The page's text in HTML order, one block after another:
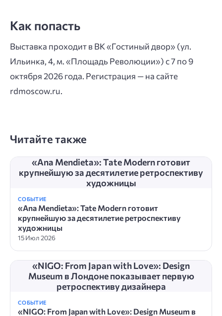
Как попасть
Выставка проходит в ВК «Гостиный двор» (ул.
Ильинка, 4, м. «Площадь Революции») с 7 по 9
октября 2026 года. Регистрация — на сайте
rdmoscow.ru.
Читайте также
«Ana Mendieta»: Tate Modern готовит
крупнейшую за десятилетие ретроспективу
художницы
СОБЫТИЕ
«Ana Mendieta»: Tate Modern готовит
крупнейшую за десятилетие ретроспективу
художницы
15 Июл 2026
«NIGO: From Japan with Love»: Design
Museum в Лондоне показывает первую
ретроспективу дизайнера
СОБЫТИЕ
«NIGO: From Japan with Love»: Design Museum в